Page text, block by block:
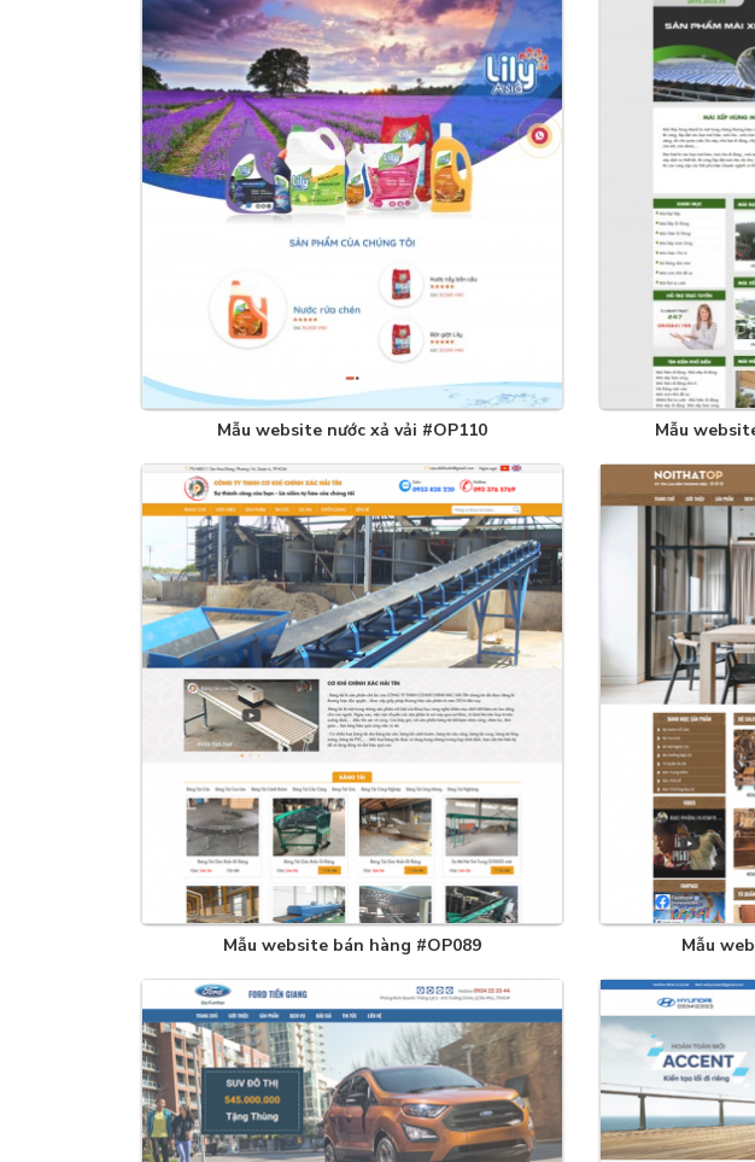
Mẫu website nước xả vải #OP110 Mẫu
Mẫu website bán hàng #OP089 Mẫu